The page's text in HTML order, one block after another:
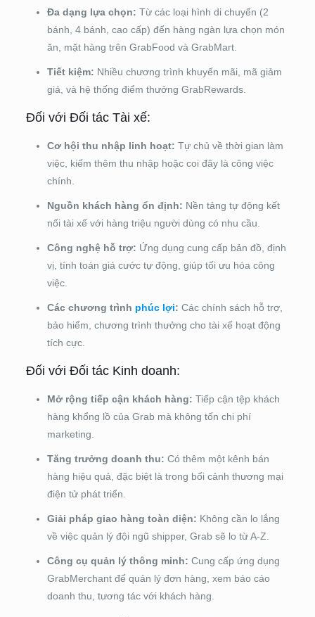
Đa dạng lựa chọn: Từ các loại hình di chuyển (2
bánh, 4 bánh, cao cấp) đến hàng ngàn lựa chọn món
ăn, mặt hàng trên GrabFood và GrabMart.
Tiết kiệm: Nhiều chương trình khuyến mãi, mã giảm
giá, và hệ thống điểm thưởng GrabRewards.
Đối với Đối tác Tài xế:
Cơ hội thu nhập linh hoạt: Tự chủ về thời gian làm
việc, kiếm thêm thu nhập hoặc coi đây là công việc
chính.
Nguồn khách hàng ổn định: Nền tảng tự động kết
nối tài xế với hàng triệu người dùng có nhu cầu.
Công nghệ hỗ trợ: Ứng dụng cung cấp bản đồ, định
vị, tính toán giá cước tự động, giúp tối ưu hóa công
việc.
Các chương trình phúc lợi: Các chính sách hỗ trợ,
bảo hiểm, chương trình thưởng cho tài xế hoạt động
tích cực.
Đối với Đối tác Kinh doanh:
Mở rộng tiếp cận khách hàng: Tiếp cận tệp khách
hàng khổng lồ của Grab mà không tốn chi phí
marketing.
Tăng trưởng doanh thu: Có thêm một kênh bán
hàng hiệu quả, đặc biệt là trong bối cảnh thương mại
điện tử phát triển.
Giải pháp giao hàng toàn diện: Không cần lo lắng
về việc quản lý đội ngũ shipper, Grab sẽ lo từ A-Z.
Công cụ quản lý thông minh: Cung cấp ứng dụng
GrabMerchant để quản lý đơn hàng, xem báo cáo
doanh thu, tương tác với khách hàng.